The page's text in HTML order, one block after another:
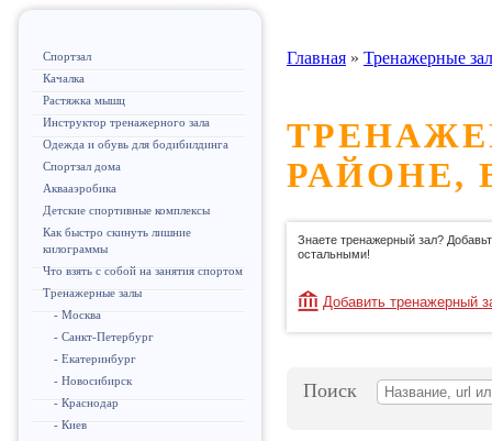
Спортзал
Качалка
Растяжка мышц
Инструктор тренажерного зала
Одежда и обувь для бодибилдинга
Спортзал дома
Аквааэробика
Детские спортивные комплексы
Как быстро скинуть лишние
килограммы
Что взять с собой на занятия спортом
Тренажерные залы
- Москва
- Санкт-Петербург
- Екатеринбург
- Новосибирск
- Краснодар
- Киев
Главная » Тренажерные
РАЙОНЕ,
Знаете тренажерный зал?
остальными!
Добавить тренажерный
Поиск